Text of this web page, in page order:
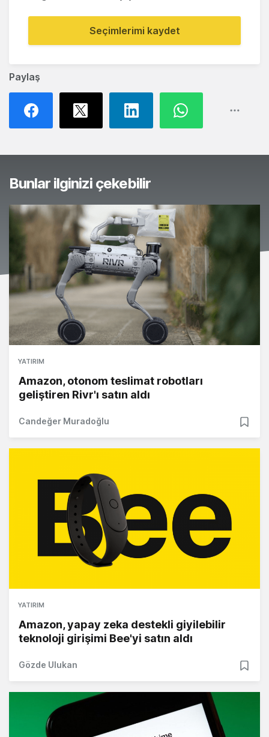
Paylaş
Seçimlerimi kaydet
Bunlar ilginizi çekebilir
YATIRIM
Amazon, otonom teslimat robotları
geliştiren Rivr'ı satın aldı
Candeğer Muradoğlu
YATIRIM
Amazon, yapay zeka destekli giyilebilir
teknoloji girişimi Bee'yi satın aldı
Gözde Ulukan